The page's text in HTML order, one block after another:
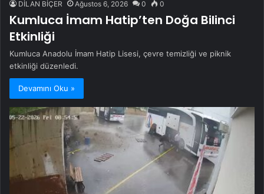
DİLAN BİÇER Ağustos 6, 2026 0 0
Kumluca İmam Hatip’ten Doğa Bilinci
Etkinliği
Kumluca Anadolu İmam Hatip Lisesi, çevre temizliği ve piknik
etkinliği düzenledi.
Devamını Oku »